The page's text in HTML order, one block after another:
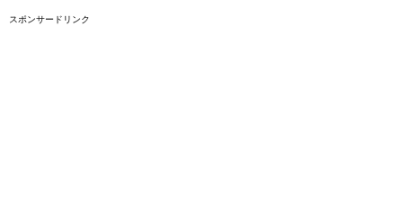
スポンサードリンク